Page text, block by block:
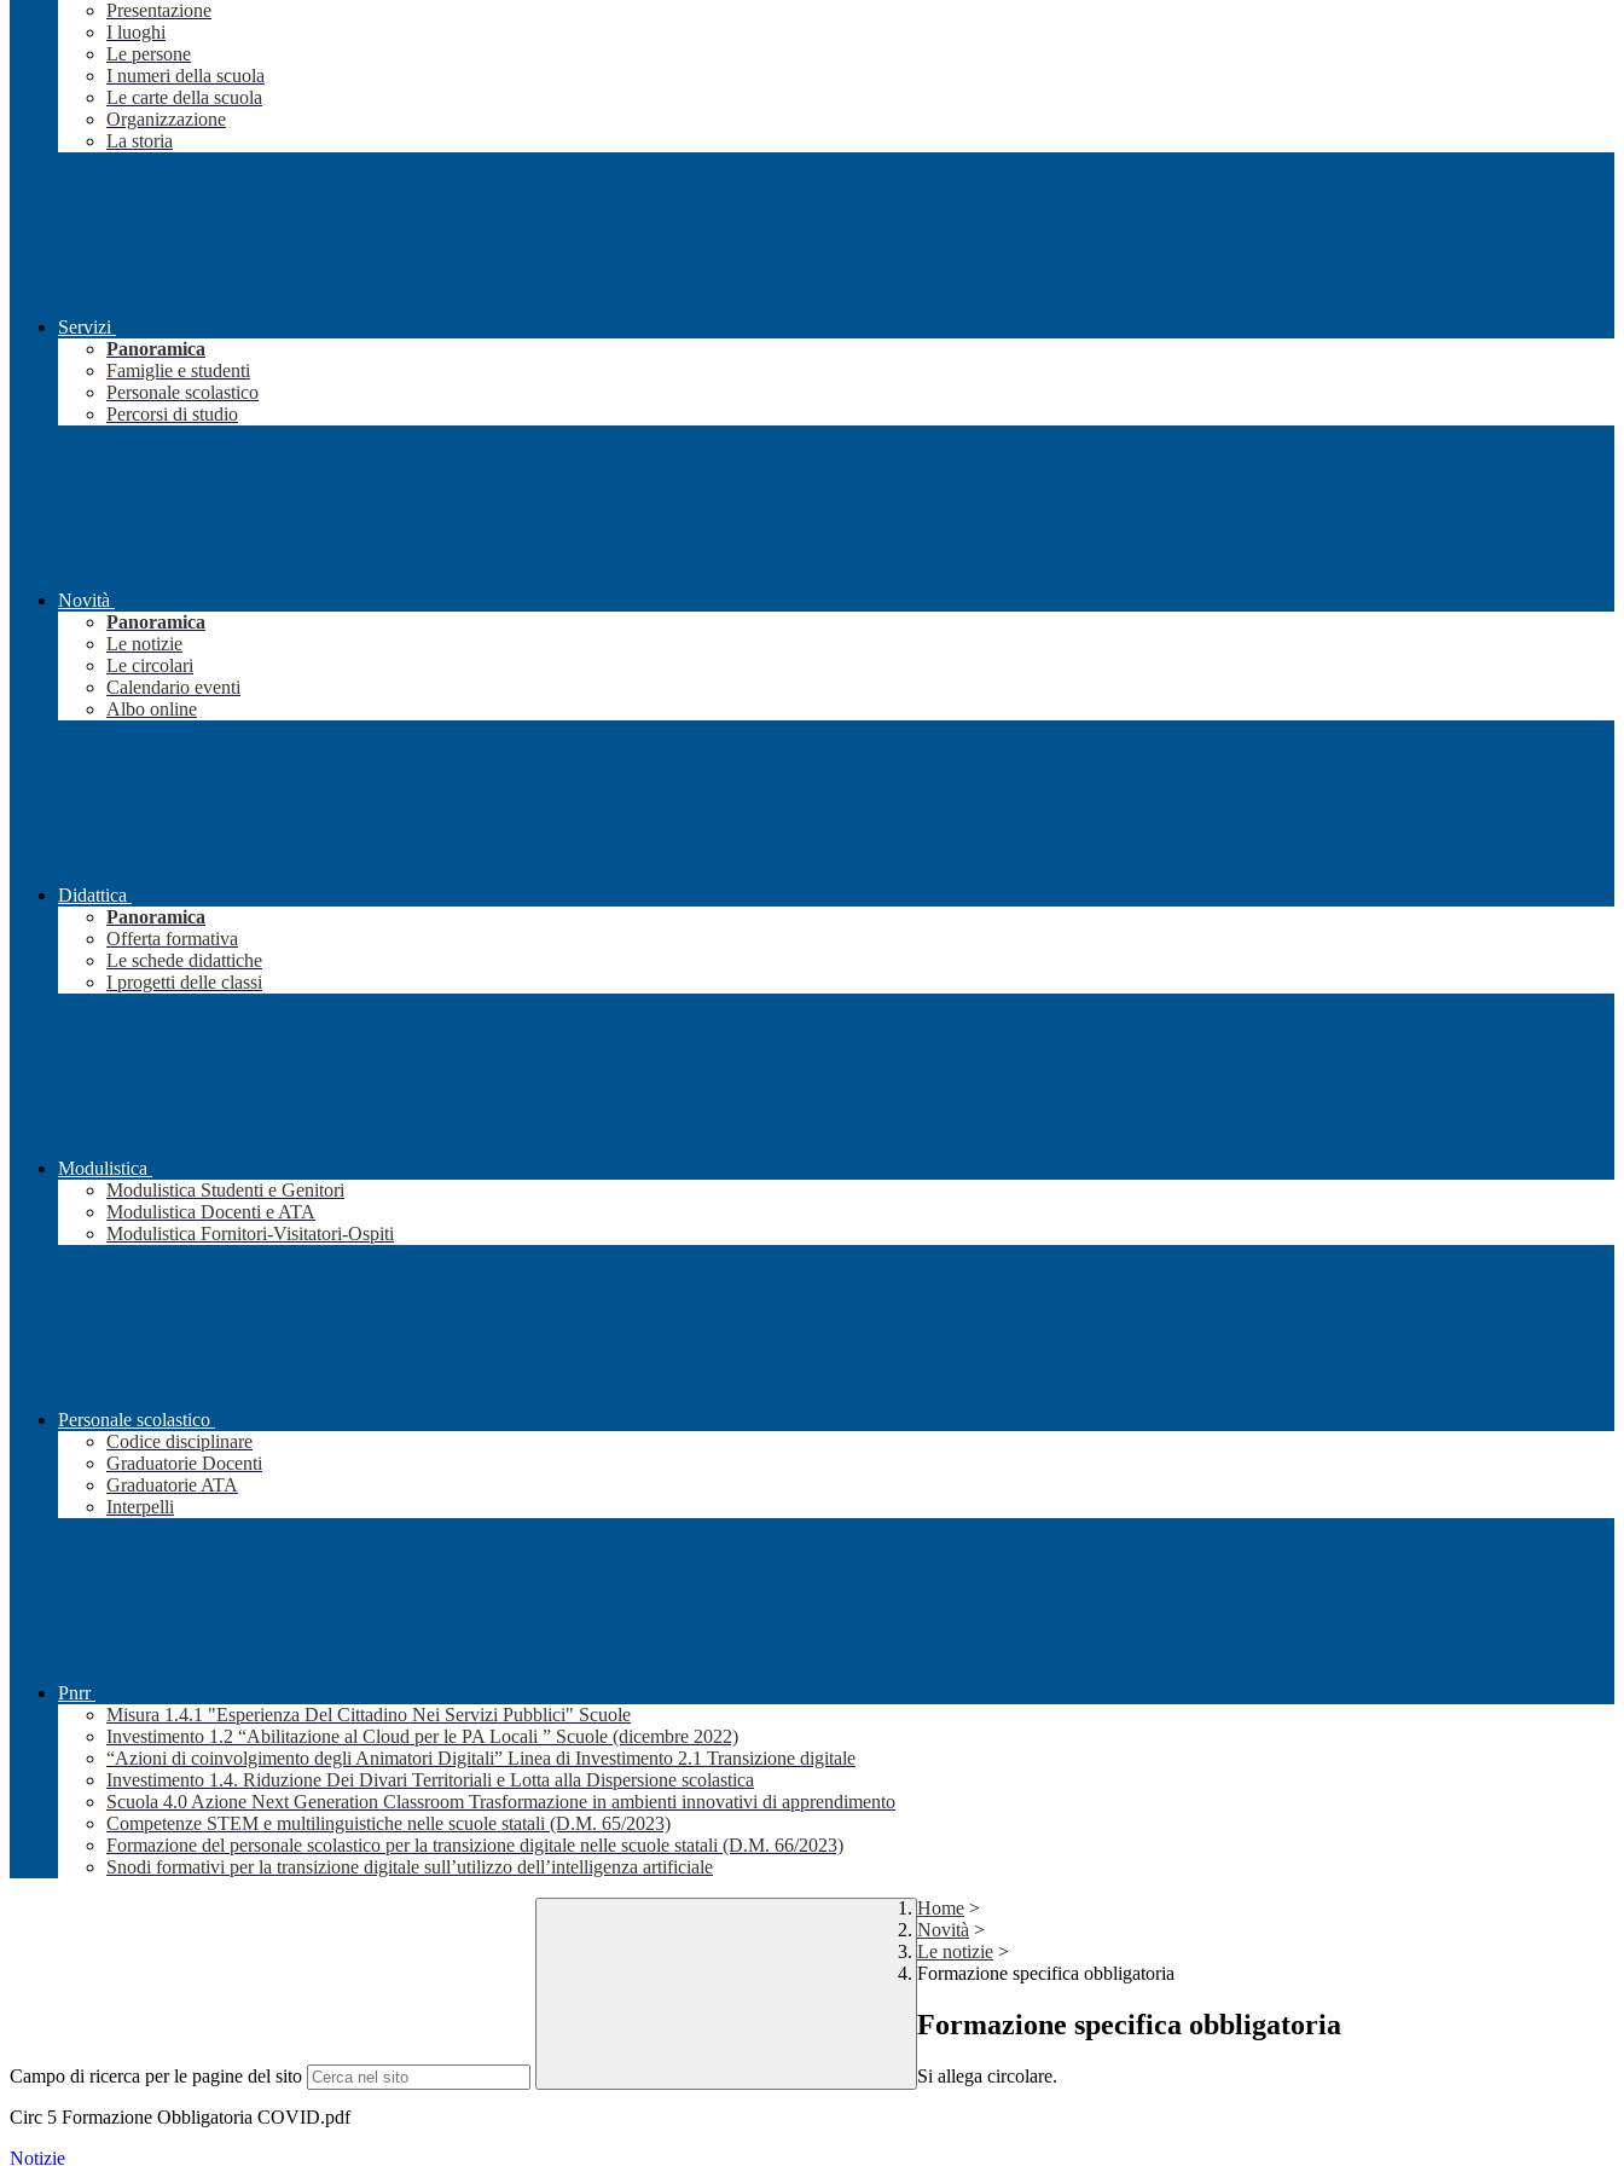
Presentazione
I luoghi
Le persone
I numeri della scuola
Le carte della scuola
Organizzazione
La storia
Servizi
Panoramica
Famiglie e studenti
Personale scolastico
Percorsi di studio
Novità
Panoramica
Le notizie
Le circolari
Calendario eventi
Albo online
Didattica
Panoramica
Offerta formativa
Le schede didattiche
I progetti delle classi
Modulistica
Modulistica Studenti e Genitori
Modulistica Docenti e ATA
Modulistica Fornitori-Visitatori-Ospiti
Personale scolastico
Codice disciplinare
Graduatorie Docenti
Graduatorie ATA
Interpelli
Pnrr
Misura 1.4.1 "Esperienza Del Cittadino Nei Servizi Pubblici" Scuole
Investimento 1.2 “Abilitazione al Cloud per le PA Locali ” Scuole (dicembre 2022)
“Azioni di coinvolgimento degli Animatori Digitali” Linea di Investimento 2.1 Transizione digitale
Investimento 1.4. Riduzione Dei Divari Territoriali e Lotta alla Dispersione scolastica
Scuola 4.0 Azione Next Generation Classroom Trasformazione in ambienti innovativi di apprendimento
Competenze STEM e multilinguistiche nelle scuole statali (D.M. 65/2023)
Formazione del personale scolastico per la transizione digitale nelle scuole statali (D.M. 66/2023)
Snodi formativi per la transizione digitale sull’utilizzo dell’intelligenza artificiale
Campo di ricerca per le pagine del sito
Home >
Novità >
Le notizie >
Formazione specifica obbligatoria
Formazione specifica obbligatoria
Si allega circolare.
Circ 5 Formazione Obbligatoria COVID.pdf
Notizie